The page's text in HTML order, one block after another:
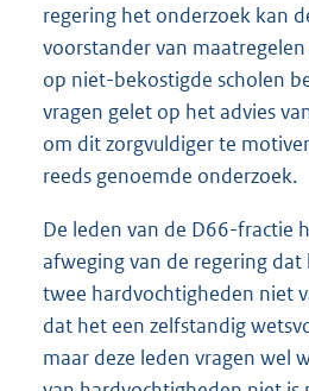
regering het onderzoek kan
voorstander van
op niet-bekostigde scholen
vragen gelet op het advies
om dit zorgvuldiger te
reeds genoemde onderzoek.
De leden van de D66-fractie
afweging van de regering
twee hardvochtigheden niet
dat het een zelfstandig
maar deze leden vragen wel